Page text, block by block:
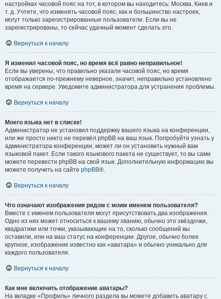
настройках часовой пояс на тот, в котором вы находитесь: Москва, Киев и
т. д. Учтите, что изменять часовой пояс, как и большинство настроек,
могут только зарегистрированные пользователи. Если вы не
зарегистрированы, то сейчас удачный момент сделать это.
Вернуться к началу
Я изменил часовой пояс, но время всё равно неправильное!
Если вы уверены, что правильно указали часовой пояс, но время
отображается по-прежнему неверное, значит, неправильно установлено
время на сервере. Уведомите администратора для устранения проблемы.
Вернуться к началу
Моего языка нет в списке!
Администратор не установил поддержку вашего языка на конференции,
или же просто никто не перевёл phpBB на ваш язык. Попробуйте узнать у
администратора конференции, может ли он установить нужный вам
языковой пакет. Если такого языкового пакета не существует, то вы сами
можете перевести phpBB на свой язык. Дополнительную информацию вы
можете получить на сайте phpBB®.
Вернуться к началу
Что означают изображения рядом с моим именем пользователя?
Вместе с именем пользователя могут присутствовать два изображения.
Одно из них может относиться к вашему званию, обычно это звёздочки,
квадратики или точки, указывающие на то, сколько сообщений вы
оставили, или на ваш статус на конференции. Другое, обычно более
крупное, изображение известно как «аватара» и обычно уникально для
каждого пользователя.
Вернуться к началу
Как мне включить отображение аватары?
На вкладке «Профиль» личного раздела вы можете добавить аватару с